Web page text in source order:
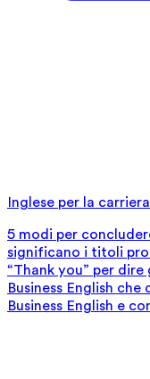
Inglese per la carriera
5 modi per
significano i titoli
“Thank you” per dire
Business English che
Business English e